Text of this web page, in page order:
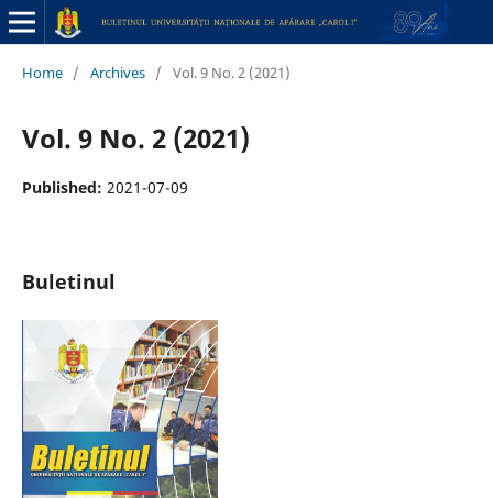
Home / Archives / Vol. 9 No. 2 (2021)
Vol. 9 No. 2 (2021)
Published: 2021-07-09
Buletinul